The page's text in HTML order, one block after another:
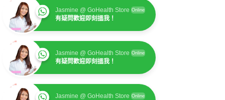
Jasmine @ GoHealth Store Online
有疑問歡迎即刻搵我！
Jasmine @ GoHealth Store Online
有疑問歡迎即刻搵我！
Jasmine @ GoHealth Store Online